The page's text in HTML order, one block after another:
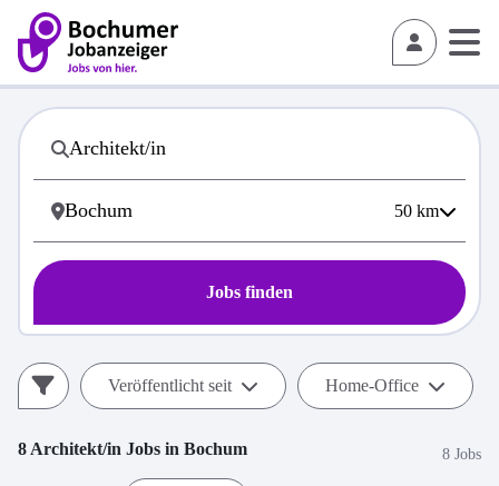
50 km
Jobs finden
Veröffentlicht seit Home-Office
8 Architekt/in Jobs in Bochum 8 Jobs